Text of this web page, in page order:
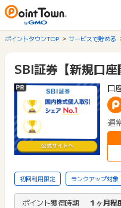
ポイントタウンTOP サービスで貯める
SBI証券【新規口座
口
通
初回利用限定 ランクアップ対象
ポイント獲得時期
１ヶ月程